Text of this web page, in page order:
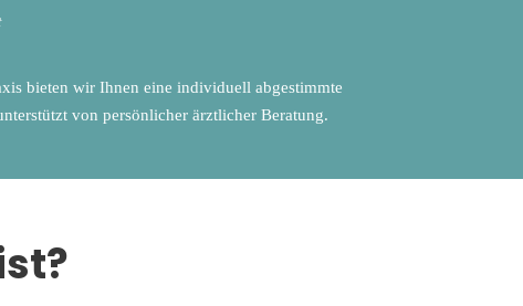
bieten wir Ihnen eine individuell abgestimmte
von persönlicher ärztlicher Beratung.